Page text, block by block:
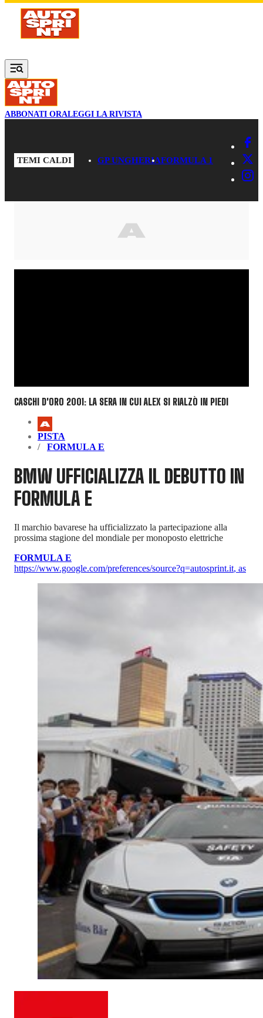
Vai al contenuto principale
ABBONATI ORALEGGI LA RIVISTA
TEMI CALDI GP UNGHERIAFORMULA 1
CASCHI D'ORO 2001: LA SERA IN CUI ALEX SI RIALZÒ IN PIEDI
PISTA
FORMULA E
BMW UFFICIALIZZA IL DEBUTTO IN
FORMULA E
Il marchio bavarese ha ufficializzato la partecipazione alla
prossima stagione del mondiale per monoposto elettriche
FORMULA E
https://www.google.com/preferences/source?q=autosprint.it, as